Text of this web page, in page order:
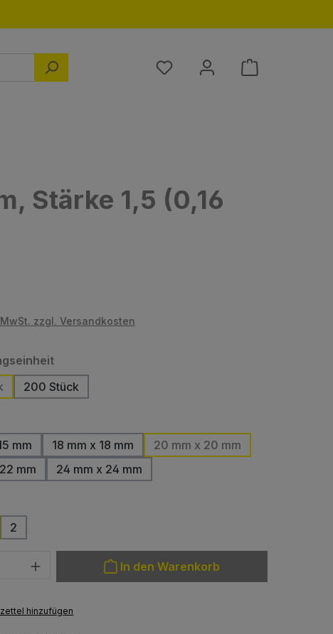
Du hast 0 Produkte auf dem
Stärke 1,5 (0,16
zzgl. Versandkosten
auswählen
200 Stück
(Diese Option ist zurzeit nicht verfügbar.)
mm
Option ist zurzeit nicht verfügbar.)
18 mm x 18 mm
20 mm x 20 mm
mm
24 mm x 24 mm
2
(Diese Option ist zurzeit nicht verfügbar.)
Gib den gewünschten Wert ein oder benutze die
In den Warenkorb
hinzufügen